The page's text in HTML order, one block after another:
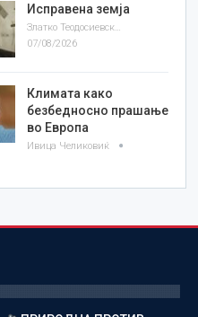
Исправена земја
Златко Теодосиевски
07/08/2026
Климата како
безбедносно прашање
во Европа
Ивица Челиковиќ